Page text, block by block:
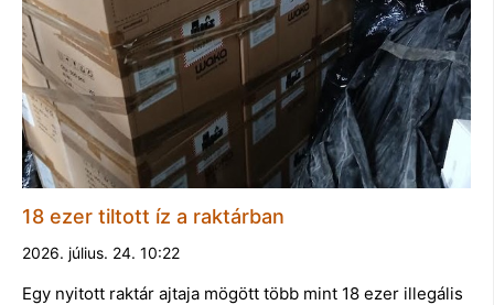
18 ezer tiltott íz a raktárban
2026. július. 24. 10:22
Egy nyitott raktár ajtaja mögött több mint 18 ezer illegális